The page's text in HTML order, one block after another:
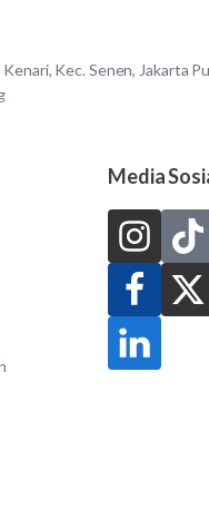
Kenari, Kec. Senen, Jakarta
Media